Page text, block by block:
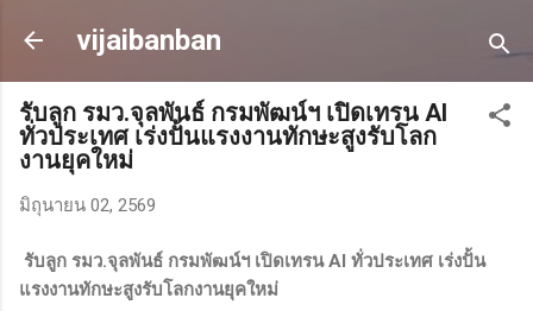
ข้ามไปที่เนื้อหาหลัก
vijaibanban
รับลูก รมว.จุลพันธ์ กรมพัฒน์ฯ เปิดเทรน AI
ทั่วประเทศ เร่งปั้นแรงงานทักษะสูงรับโลก
งานยุคใหม่
มิถุนายน 02, 2569
รับลูก รมว.จุลพันธ์ กรมพัฒน์ฯ เปิดเทรน AI ทั่วประเทศ เร่งปั้น
แรงงานทักษะสูงรับโลกงานยุคใหม่